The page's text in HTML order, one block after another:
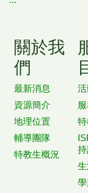
關於我
們
最新消息
資源簡介
地理位置
輔導團隊
特教生概況